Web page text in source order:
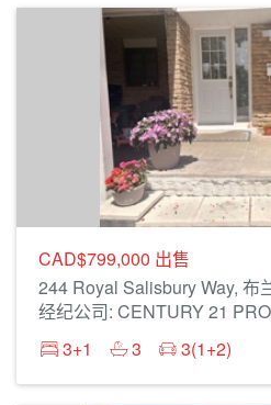
CAD$799,000 出售
244 Royal Salisbury Way, 布
3+1
3 3(1+2)